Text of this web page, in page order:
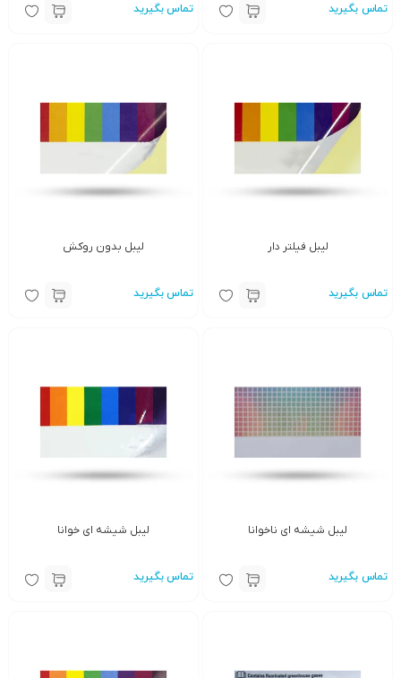
تماس بگیرید تماس بگیرید
لیبل فیلتر دار
تماس بگیرید
لیبل بدون روکش
تماس بگیرید
لیبل شیشه ای ناخوانا
تماس بگیرید
لیبل شیشه ای خوانا
تماس بگیرید